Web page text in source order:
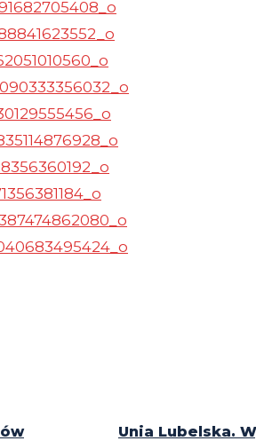
Unia Lubelska.